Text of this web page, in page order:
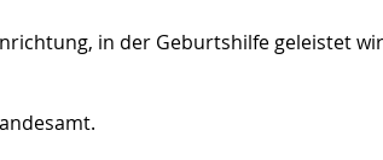
in der Geburtshilfe geleistet